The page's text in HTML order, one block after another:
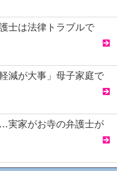
士は法律トラブルで
減が大事」母子家庭で
実家がお寺の弁護士が